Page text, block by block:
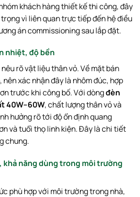
khách hàng thiết kế thi công, đây
vì liên quan trực tiếp đến hệ điều
án commissioning sau lắp đặt.
nhiệt, độ bền
rõ vật liệu thân vỏ. Về mặt bán
xác nhận đây là nhôm đúc, hợp
trước khi công bố. Với dòngđèn
40W–60W, chất lượng thân vỏ và
hưởng rõ tới độ ổn định quang
và tuổi thọ linh kiện. Đây là chi tiết
chung.
khả năng dùng trong môi trường
phù hợp với môi trường trong nhà,